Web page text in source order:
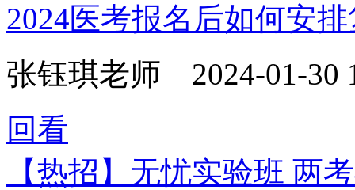
2024医考报名后如何安
张钰琪老师 2024-01-30
回看
【热招】无忧实验班 两